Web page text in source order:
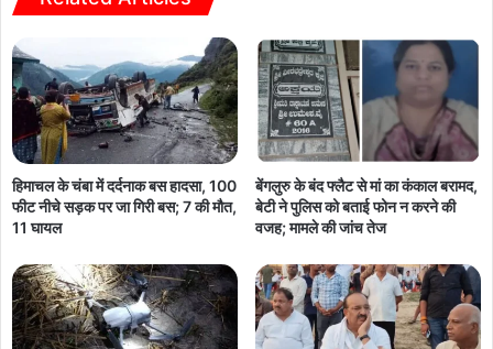
हिमाचल के चंबा में दर्दनाक बस हादसा, 100
फीट नीचे सड़क पर जा गिरी बस; 7 की मौत,
11 घायल
बेंगलुरु के बंद फ्लैट से मां का कंकाल बरामद,
बेटी ने पुलिस को बताई फोन न करने की
वजह; मामले की जांच तेज